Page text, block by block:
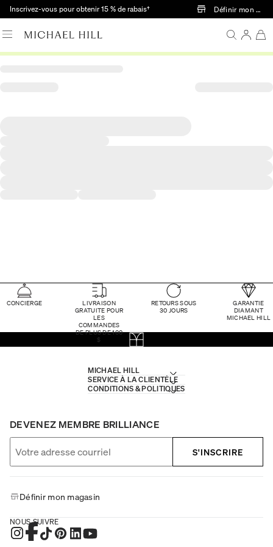
Passer au contenu principal
Inscrivez-vous pour obtenir 15 % de rabais† Définir mon
CONCIERGE
LIVRAISON
GRATUITE POUR
LES
COMMANDES
DE PLUS DE 100
$
RETOURS SOUS
30 JOURS
GARANTIE
DIAMANT
MICHAEL HILL
MICHAEL HILL
SERVICE À LA CLIENTÈLE
CONDITIONS & POLITIQUES
DEVENEZ MEMBRE BRILLIANCE
S'INSCRIRE
Définir mon magasin
NOUS SUIVRE